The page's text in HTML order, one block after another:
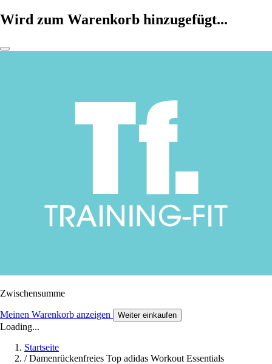
Wird zum Warenkorb hinzugefügt...
Zwischensumme
Meinen Warenkorb anzeigen Weiter einkaufen
Loading...
Startseite
/ Damenrückenfreies Top adidas Workout Essentials